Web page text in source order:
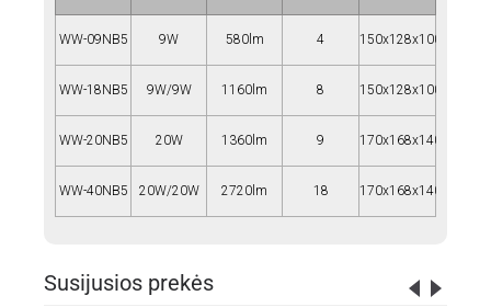
WW-09NB5 9W 580lm 4 150x128x100
WW-18NB5 9W/9W 1160lm 8 150x128x100
WW-20NB5 20W 1360lm 9 170x168x140
WW-40NB5 20W/20W 2720lm 18 170x168x140
Susijusios prekės